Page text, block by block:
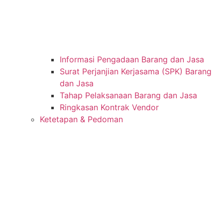
Informasi Pengadaan Barang dan Jasa
Surat Perjanjian Kerjasama (SPK) Barang
dan Jasa
Tahap Pelaksanaan Barang dan Jasa
Ringkasan Kontrak Vendor
Ketetapan & Pedoman